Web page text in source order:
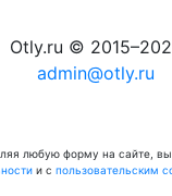
Otly.ru ©
admin@otly.ru
любую форму на сайте,
и с пользовательским